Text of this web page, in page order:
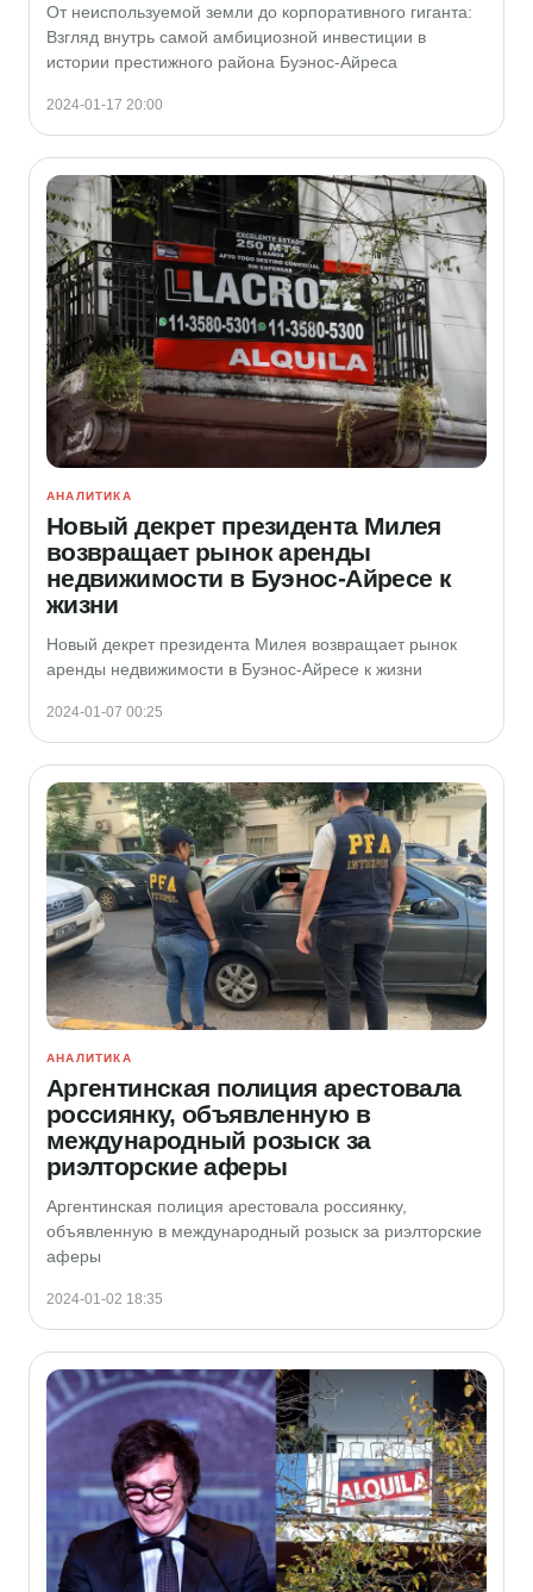
От неиспользуемой земли до корпоративного гиганта:
Взгляд внутрь самой амбициозной инвестиции в
истории престижного района Буэнос-Айреса
2024-01-17 20:00
АНАЛИТИКА
Новый декрет президента Милея
возвращает рынок аренды
недвижимости в Буэнос-Айресе к
жизни
Новый декрет президента Милея возвращает рынок
аренды недвижимости в Буэнос-Айресе к жизни
2024-01-07 00:25
АНАЛИТИКА
Аргентинская полиция арестовала
россиянку, объявленную в
международный розыск за
риэлторские аферы
Аргентинская полиция арестовала россиянку,
объявленную в международный розыск за риэлторские
аферы
2024-01-02 18:35